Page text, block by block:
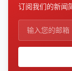
订阅我们的新闻